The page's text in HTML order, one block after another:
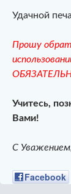
Удачной
Прошу
Учитесь,
Вами!
С
Facebook